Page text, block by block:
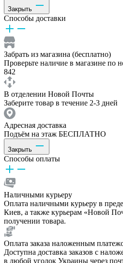
Закрыть
Способы доставки
Забрать из магазина (бесплатно)
Проверьте наличие в магазине по
842
В отделении Новой Почты
Заберите товар в течение 2-3 дней
Адресная доставка
Подъём на этаж БЕСПЛАТНО
Закрыть
Способы оплаты
Наличными курьеру
Оплата наличными курьеру в
Киев, а также курьерам «Новой
получении товара.
Оплата заказа наложенным
Доступна доставка заказов с
в любой уголок Украины через